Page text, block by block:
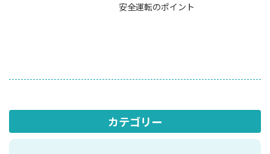
安全運転のポイント
カテゴリー